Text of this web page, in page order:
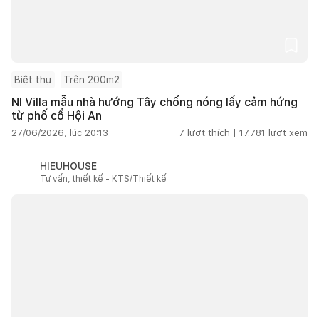
Biệt thự Trên 200m2
NI Villa mẫu nhà hướng Tây chống nóng lấy cảm hứng
từ phố cổ Hội An
27/06/2026, lúc 20:13 7 lượt thích | 17.781 lượt xem
HIEUHOUSE
Tư vấn, thiết kế - KTS/Thiết kế